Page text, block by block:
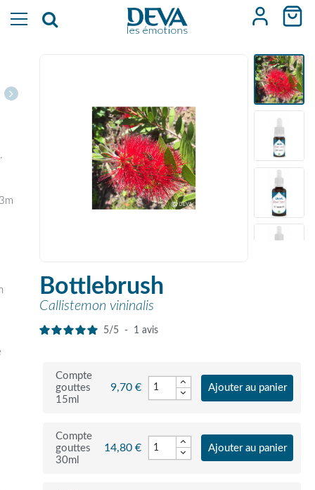
Bottlebrush
Callistemon vininalis
5/5 - 1avis
Compte
gouttes
15ml
9,70 € Ajouter au panier
Compte
gouttes
30ml
14,80 € Ajouter au panier